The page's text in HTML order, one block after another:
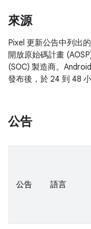
來源
Pixel 更新公告中列出
開放原始碼計畫
(SOC) 製造商。
發布後，於 24 到 48 小
公告
公告 語言